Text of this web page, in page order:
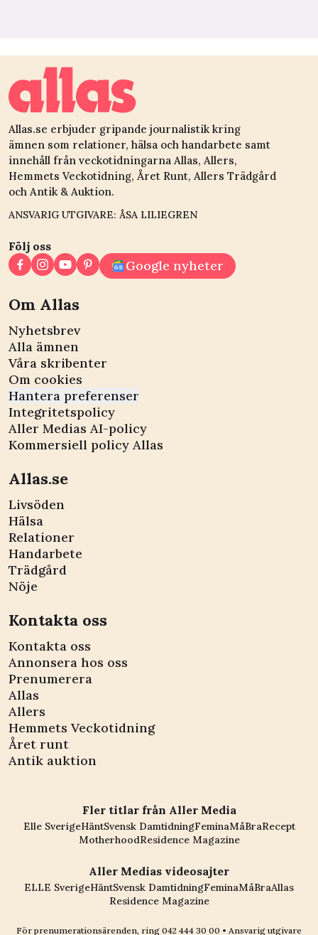
Allas.se erbjuder gripande journalistik kring
ämnen som relationer, hälsa och handarbete samt
innehåll från veckotidningarna Allas, Allers,
Hemmets Veckotidning, Året Runt, Allers Trädgård
och Antik & Auktion.
ANSVARIG UTGIVARE: ÅSA LILIEGREN
Följ oss
Google nyheter
Om Allas
Nyhetsbrev
Alla ämnen
Våra skribenter
Om cookies
Hantera preferenser
Integritetspolicy
Aller Medias AI-policy
Kommersiell policy Allas
Allas.se
Livsöden
Hälsa
Relationer
Handarbete
Trädgård
Nöje
Kontakta oss
Kontakta oss
Annonsera hos oss
Prenumerera
Allas
Allers
Hemmets Veckotidning
Året runt
Antik auktion
Fler titlar från Aller Media
Elle SverigeHäntSvensk DamtidningFeminaMåBraRecept
MotherhoodResidence Magazine
Aller Medias videosajter
ELLE SverigeHäntSvensk DamtidningFeminaMåBraAllas
Residence Magazine
För prenumerationsärenden, ring 042 444 30 00 • Ansvarig utgivare